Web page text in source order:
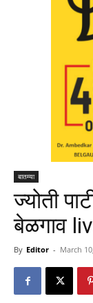
बातम्या
ज्योती
बेळगाव
By Editor - March